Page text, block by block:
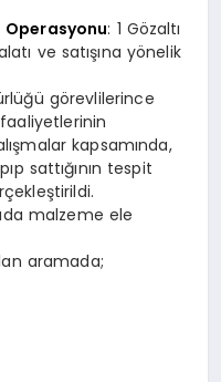
Operasyonu: 1 Gözaltı
ve satışına yönelik
görevlilerince
faaliyetlerinin
kapsamında,
sattığının tespit
malzeme ele
aramada;